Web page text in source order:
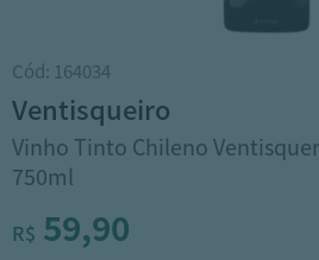
Cód: 164034
ventisqueiro
Vinho Tinto Chileno Ventisquero
750ml
R$ 59,90